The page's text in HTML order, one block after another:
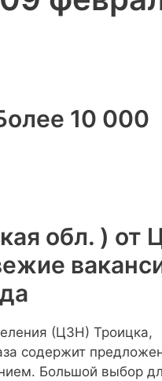
10 000
обл. ) от
(ЦЗН) Троицка,
содержит
Большой выбор